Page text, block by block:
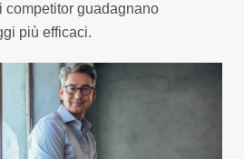
competitor guadagnano
più efficaci.